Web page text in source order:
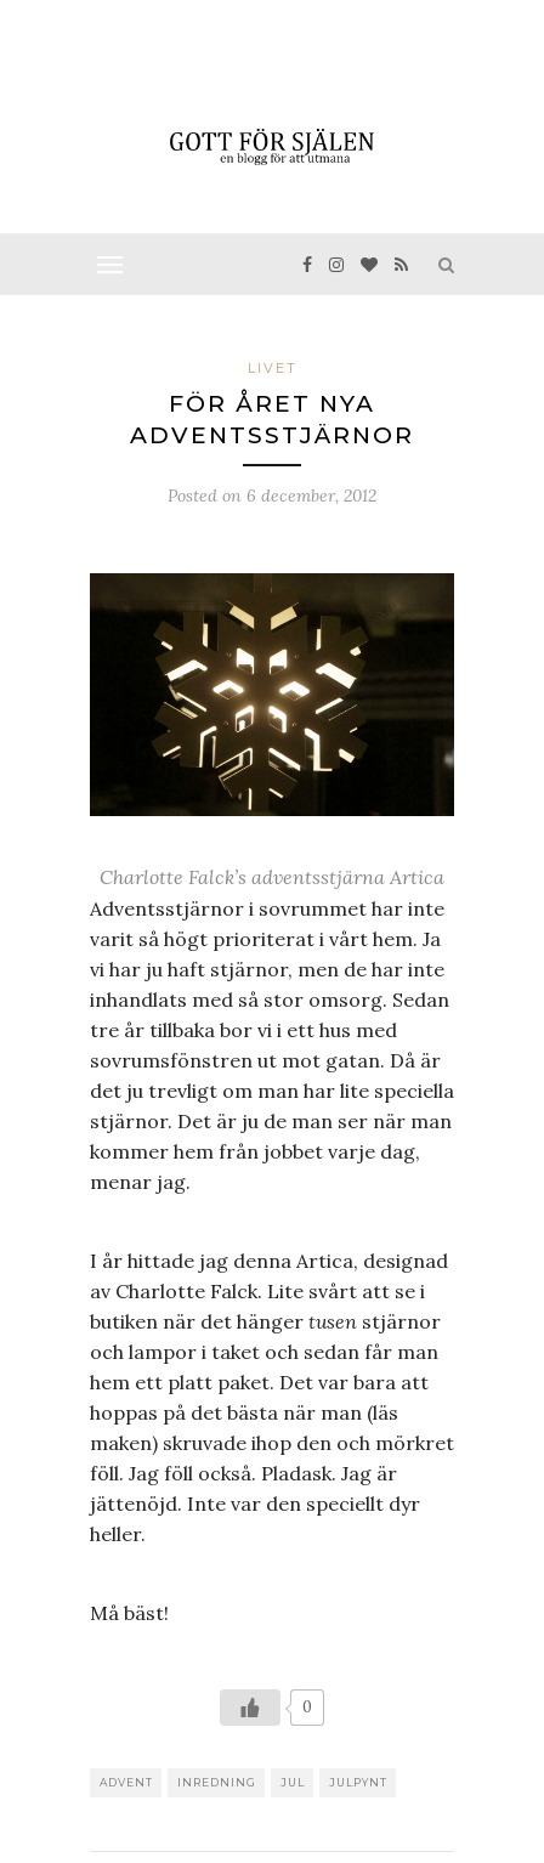
LIVET
FÖR ÅRET NYA
ADVENTSSTJÄRNOR
Posted on 6 december, 2012
Charlotte Falck’s adventsstjärna Artica
Adventsstjärnor i sovrummet har inte
varit så högt prioriterat i vårt hem. Ja
vi har ju haft stjärnor, men de har inte
inhandlats med så stor omsorg. Sedan
tre år tillbaka bor vi i ett hus med
sovrumsfönstren ut mot gatan. Då är
det ju trevligt om man har lite speciella
stjärnor. Det är ju de man ser när man
kommer hem från jobbet varje dag,
menar jag.
I år hittade jag denna Artica, designad
av Charlotte Falck. Lite svårt att se i
butiken när det hänger tusen stjärnor
och lampor i taket och sedan får man
hem ett platt paket. Det var bara att
hoppas på det bästa när man (läs
maken) skruvade ihop den och mörkret
föll. Jag föll också. Pladask. Jag är
jättenöjd. Inte var den speciellt dyr
heller.
Må bäst!
0
ADVENT INREDNING JUL JULPYNT